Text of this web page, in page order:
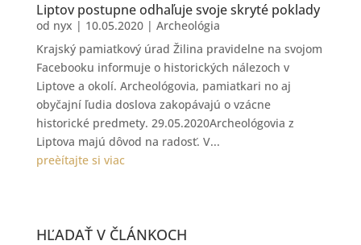
Liptov postupne odhaľuje svoje skryté poklady
od nyx | 10.05.2020| Archeológia
Krajský pamiatkový úrad Žilina pravidelne na svojom
Facebooku informuje o historických nálezoch v
Liptove a okolí. Archeológovia, pamiatkari no aj
obyčajní ľudia doslova zakopávajú o vzácne
historické predmety. 29.05.2020Archeológovia z
Liptova majú dôvod na radosť. V...
preèítajte si viac
HĽADAŤ V ČLÁNKOCH